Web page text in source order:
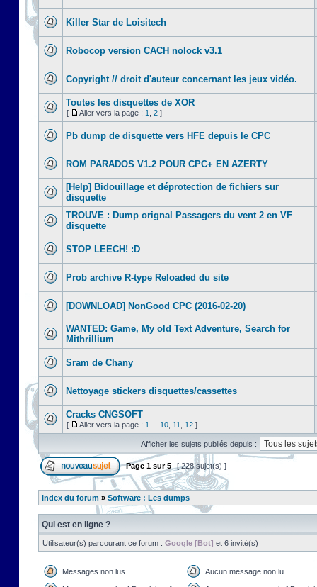
Killer Star de Loisitech
Robocop version CACH nolock v3.1
Copyright // droit d'auteur concernant les jeux vidéo.
Toutes les disquettes de XOR
[ Aller vers la page : 1 2 ]
Pb dump de disquette vers HFE depuis le CPC
ROM PARADOS V1.2 POUR CPC+ EN AZERTY
[Help] Bidouillage et déprotection de fichiers sur
disquette
TROUVE : Dump orignal Passagers du vent 2 en VF
disquette
STOP LEECH! :D
Prob archive R-type Reloaded du site
[DOWNLOAD] NonGood CPC (2016-02-20)
WANTED: Game, My old Text Adventure, Search for
Mithrillium
Sram de Chany
Nettoyage stickers disquettes/cassettes
Cracks CNGSOFT
[ Aller vers la page : 1 10 11 12 ]
Afficher les sujets publiés depuis :
Page 1 sur5 [ 228 sujet(s) ]
Index du forum » Software : Les dumps
Qui est en ligne ?
Utilisateur(s) parcourant ce forum : Google [Bot] et 6 invité(s)
Messages non lus Aucun message non lu